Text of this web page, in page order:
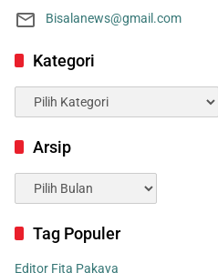
Bisalanews@gmail.com
Kategori
Kategori
Arsip
Arsip
Tag Populer
Editor Fita Pakaya